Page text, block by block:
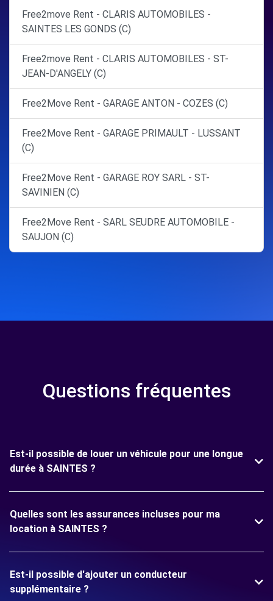
Free2move Rent - CLARIS AUTOMOBILES -
SAINTES LES GONDS (C)
Free2move Rent - CLARIS AUTOMOBILES - ST-
JEAN-D'ANGELY (C)
Free2Move Rent - GARAGE ANTON - COZES (C)
Free2Move Rent - GARAGE PRIMAULT - LUSSANT
(C)
Free2Move Rent - GARAGE ROY SARL - ST-
SAVINIEN (C)
Free2Move Rent - SARL SEUDRE AUTOMOBILE -
SAUJON (C)
Questions fréquentes
Est-il possible de louer un véhicule pour une longue
durée à SAINTES ?
Quelles sont les assurances incluses pour ma
location à SAINTES ?
Est-il possible d'ajouter un conducteur
supplémentaire ?